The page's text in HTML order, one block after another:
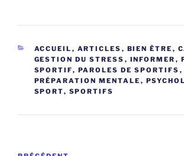
CATÉGORIES
ACCUEIL , ARTICLES , BIEN ÊTRE ,
GESTION DU STRESS , INFORMER ,
SPORTIF, PAROLES DE SPORTIFS ,
PRÉPARATION MENTALE ,
SPORT, SPORTIFS
Navigation